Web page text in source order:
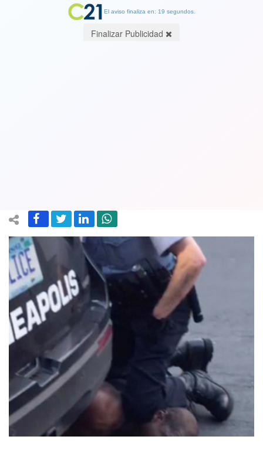
El aviso finaliza en: 18 segundos.
Finalizar Publicidad